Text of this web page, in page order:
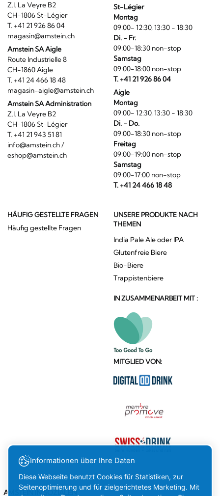
Z.I. La Veyre B2
CH-1806 St-Légier
T. +41 21 926 86 04
magasin@amstein.ch
Amstein SA Aigle
Route Industrielle 8
CH-1860 Aigle
T. +41 24 466 18 48
magasin-aigle@amstein.ch
Amstein SA Administration
Z.I. La Veyre B2
CH-1806 St-Légier
T. +41 21 943 51 81
info@amstein.ch/
eshop@amstein.ch
St-Légier
Montag
09:00- 12:30, 13:30 - 18:30
Di. - Fr.
09:00-18:30 non-stop
Samstag
09:00-18:00 non-stop
T. +41 21 926 86 04
Aigle
Montag
09:00- 12:30, 13:30 - 18:30
Di. - Do.
09:00-18:30 non-stop
Freitag
09:00-19:00 non-stop
Samstag
09:00-17:00 non-stop
T. +41 24 466 18 48
HÄUFIG GESTELLTE FRAGEN
Häufig gestellte Fragen
UNSERE PRODUKTE NACH
THEMEN
India Pale Ale oder IPA
Glutenfreie Biere
Bio-Biere
Trappistenbiere
IN ZUSAMMENARBEIT MIT :
MITGLIED VON:
AMSTEIN IN SOZIALEN
Informationen über Ihre Daten
Diese Webseite benutzt Cookies für Statistiken, zur
Seitenoptimierung und für zielgerichtetes Marketing. Mit